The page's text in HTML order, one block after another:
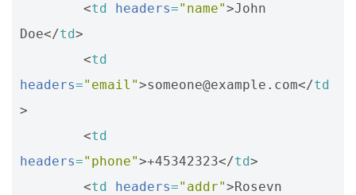
<td headers="name">John
Doe</td>
<td
headers="email">someone@example.com</td
>
<td
headers="phone">+45342323</td>
<td headers="addr">Rosevn